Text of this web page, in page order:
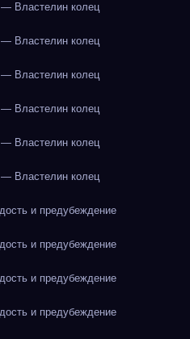
Властелин колец
Властелин колец
Властелин колец
Властелин колец
Властелин колец
Властелин колец
и предубеждение
и предубеждение
и предубеждение
и предубеждение